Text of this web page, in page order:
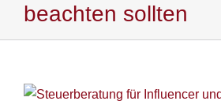
beachten sollten
Zeige